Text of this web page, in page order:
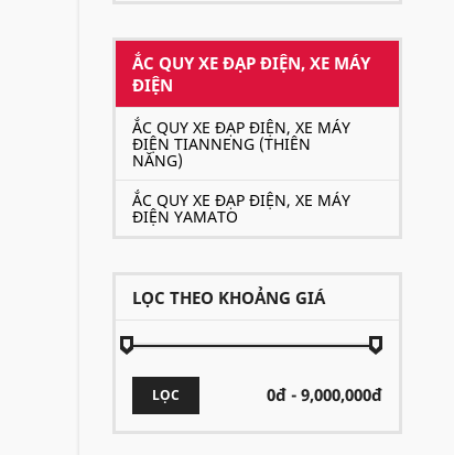
ẮC QUY XE ĐẠP ĐIỆN, XE MÁY
ĐIỆN
ẮC QUY XE ĐẠP ĐIỆN, XE MÁY
ĐIỆN TIANNENG (THIÊN
NĂNG)
ẮC QUY XE ĐẠP ĐIỆN, XE MÁY
ĐIỆN YAMATO
LỌC THEO KHOẢNG GIÁ
LỌC